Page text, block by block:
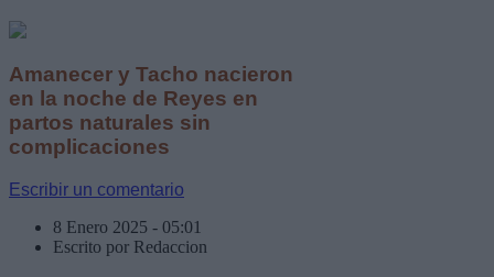
Amanecer y Tacho nacieron
en la noche de Reyes en
partos naturales sin
complicaciones
Escribir un comentario
8 Enero 2025 - 05:01
Escrito por Redaccion